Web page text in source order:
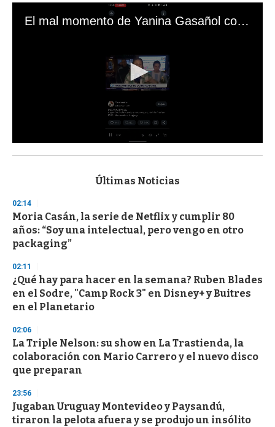
El mal momento de Yanina Gasañol con un hincha argentino en "Subrayado"
s
d
s
o
f
3
s
c
o
n
Últimas Noticias
02:14
Moria Casán, la serie de Netflix y cumplir 80
años: “Soy una intelectual, pero vengo en otro
packaging”
02:11
¿Qué hay para hacer en la semana? Ruben Blades
en el Sodre, "Camp Rock 3" en Disney+ y Buitres
en el Planetario
02:06
La Triple Nelson: su show en La Trastienda, la
colaboración con Mario Carrero y el nuevo disco
que preparan
23:56
Jugaban Uruguay Montevideo y Paysandú,
tiraron la pelota afuera y se produjo un insólito